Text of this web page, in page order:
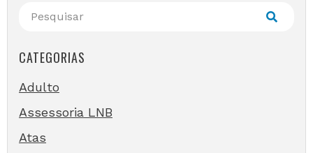
CATEGORIAS
Adulto
Assessoria LNB
Atas